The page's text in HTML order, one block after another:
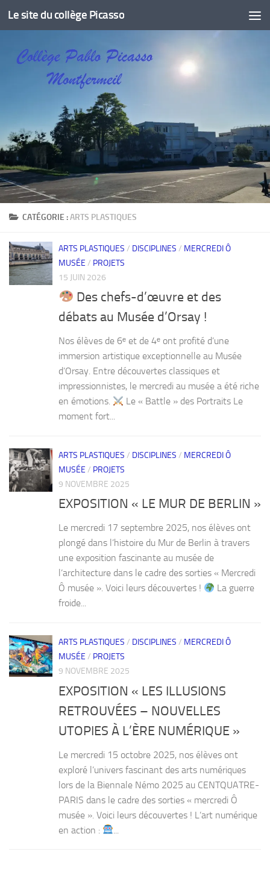
Skip to content
Le site du collège Picasso
CATÉGORIE :ARTS PLASTIQUES
ARTS PLASTIQUES / DISCIPLINES / MERCREDI Ô
MUSÉE / PROJETS
15 JUIN 2026
Des chefs-d’œuvre et des
débats au Musée d’Orsay !
Nos élèves de 6ᵉ et de 4ᵉ ont profité d’une
immersion artistique exceptionnelle au Musée
d’Orsay. Entre découvertes classiques et
impressionnistes, le mercredi au musée a été riche
en émotions.
Le « Battle » des Portraits Le
moment fort...
ARTS PLASTIQUES / DISCIPLINES / MERCREDI Ô
MUSÉE / PROJETS
9 NOVEMBRE 2025
EXPOSITION « LE MUR DE BERLIN »
Le mercredi 17 septembre 2025, nos élèves ont
plongé dans l’histoire du Mur de Berlin à travers
une exposition fascinante au musée de
l’architecture dans le cadre des sorties « Mercredi
Ô musée ». Voici leurs découvertes !
La guerre
froide...
ARTS PLASTIQUES / DISCIPLINES / MERCREDI Ô
MUSÉE / PROJETS
9 NOVEMBRE 2025
EXPOSITION « LES ILLUSIONS
RETROUVÉES – NOUVELLES
UTOPIES À L’ÈRE NUMÉRIQUE »
Le mercredi 15 octobre 2025, nos élèves ont
exploré l’univers fascinant des arts numériques
lors de la Biennale Némo 2025 au CENTQUATRE-
PARIS dans le cadre des sorties « mercredi Ô
musée ». Voici leurs découvertes ! L’art numérique
en action :